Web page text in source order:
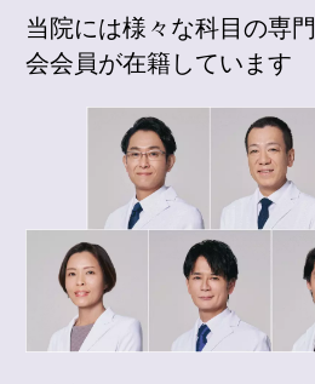
当院には様々な科目の専
会会員が在籍しています